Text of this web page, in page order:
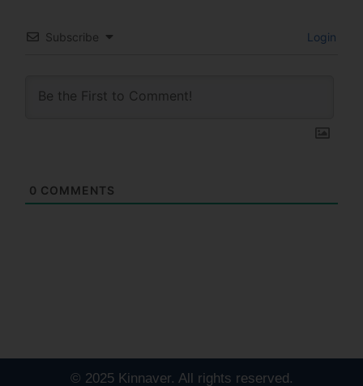
Subscribe Login
0 COMMENTS
© 2025 Kinnaver. All rights reserved.